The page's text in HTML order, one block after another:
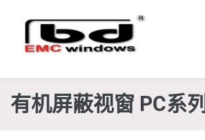
有机屏蔽视窗 PC系列